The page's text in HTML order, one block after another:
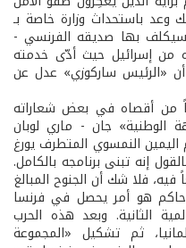
وعد باستحداث وزارة خاصة بـ
سيكلف بها صديقه الفرنسي -
من إسرائيل حيث أدّى خدمته
«الرئيس ساركوزي» عدل عن
من أقصاه في بعض شعاراته
الوطنية» جان - ماري لوبان
اليمين النمسوي المتطرف يورغ
إنه تبنى برنامجه بالكامل.
فلا شك أن الجنوح المبالغ
هو أمر يحصل في فرنسا
الثانية. وبعد هذه الحرب
ثم تشكيل «المجموعة